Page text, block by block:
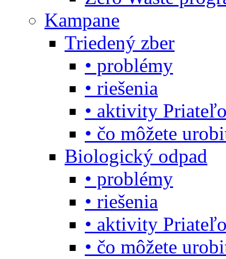
Kampane
Triedený zber
• problémy
• riešenia
• aktivity
• čo môžete
Biologický odpad
• problémy
• riešenia
• aktivity
• čo môžete